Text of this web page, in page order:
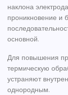
наклона
проникновение и
основной.
Для повышения
термическую
устраняют
однородным.